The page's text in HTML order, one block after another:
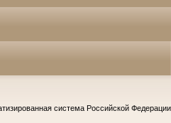
система Российской